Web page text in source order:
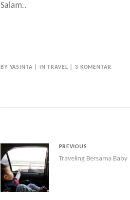
Salam..
BY YASINTA INTRAVEL 3 KOMENTAR
PREVIOUS
Traveling Bersama Baby